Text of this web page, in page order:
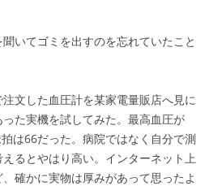
いてゴミを出すのを忘れていたこと
文した血圧計を某家電量販店へ見に
た実機を試してみた。最高血圧が
は66だった。病院ではなく自分で測
るとやはり高い。インターネット上
確かに実物は厚みがあって思ったよ